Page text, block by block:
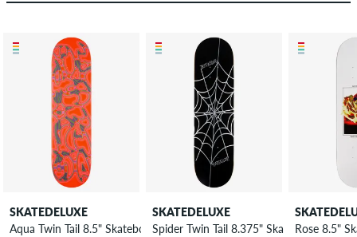
SKATEDELUXE
Aqua Twin Tail 8.5" Skateboard Deck
SKATEDELUXE
Spider Twin Tail 8.375" Skateboard Deck
Rose 8.5"